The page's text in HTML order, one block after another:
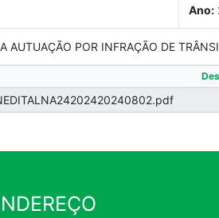
Ano:
AUTUAÇÃO POR INFRAÇÃO DE